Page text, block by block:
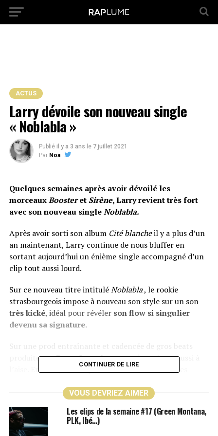
ACTUS
Larry dévoile son nouveau single
« Noblabla »
Publié il y a 3 ans le 7 juillet 2021
Par Noa
Quelques semaines après avoir dévoilé les
morceauxBoosteret Sirène, Larry revient très fort
avec son nouveau singleNoblabla.
Après avoir sorti son album Cité blancheil y a plus d’un
an maintenant, Larry continue de nous bluffer en
sortant aujourd’hui un énième single accompagné d’un
clip tout aussi lourd.
Sur ce nouveau titre intituléNoblabla, le rookie
strasbourgeois impose à nouveau son style sur un son
très kické, idéal pour révéler son flow si singulier
devenu sa signature.
Sur une prod entraînante et cadencée de gros beats
produite parDogg Soso, Larry paraît toujours aussi à
l’aise. En effet, il nous prouve une nouvelle fois ses
maîtrise parfaitement.
Le clip dévoilé à 12h a été tourné au cœur de l’Elsau, la
Cité blanche
du jeune rappeur. Ainsi, on le retrouve mis
CONTINUER DE LIRE
VOUS DEVRIEZ AIMER
Les clips de la semaine #17 (Green Montana,
PLK, Ibé…)